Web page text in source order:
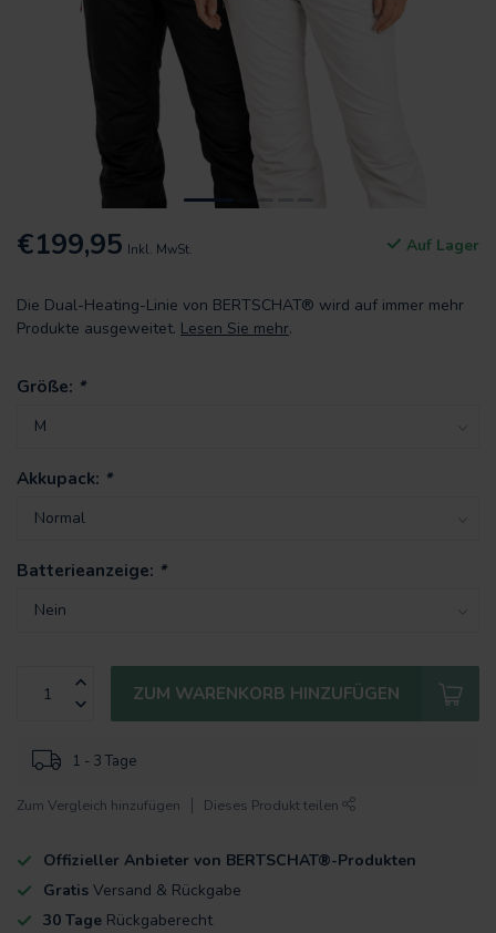
€199,95 Inkl. MwSt. Auf Lager
Die Dual-Heating-Linie von BERTSCHAT® wird auf immer mehr
Produkte ausgeweitet. Lesen Sie mehr.
Größe: *
Akkupack: *
Batterieanzeige: *
ZUM WARENKORB HINZUFÜGEN
1 - 3 Tage
Zum Vergleich hinzufügen Dieses Produkt teilen
Offizieller Anbieter von BERTSCHAT®-Produkten
Gratis Versand & Rückgabe
30 Tage Rückgaberecht